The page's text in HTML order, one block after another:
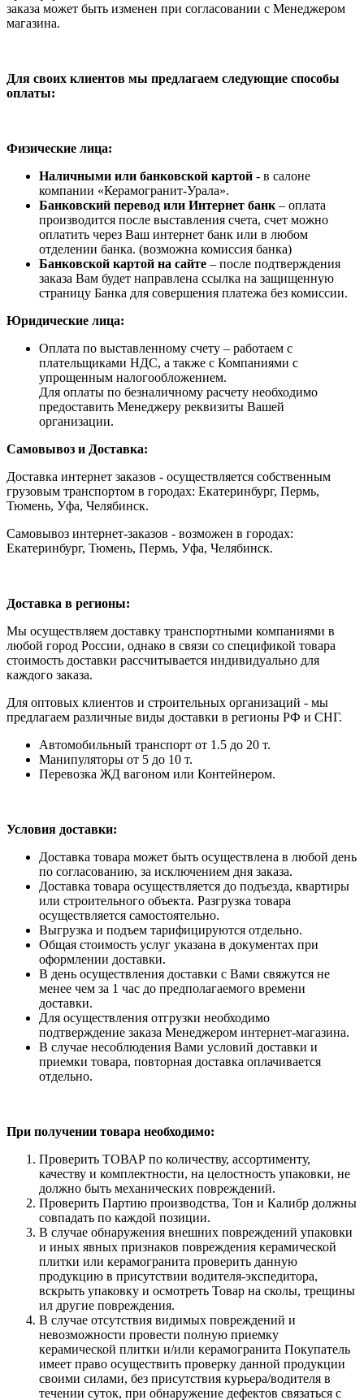
заказа может быть изменен при согласовании с Менеджером
магазина.
Для своих клиентов мы предлагаем следующие способы
оплаты:
Физические лица:
Наличными или банковской картой - в салоне
компании «Керамогранит-Урала».
Банковский перевод или Интернет банк – оплата
производится после выставления счета, счет можно
оплатить через Ваш интернет банк или в любом
отделении банка. (возможна комиссия банка)
Банковской картой на сайте – после подтверждения
заказа Вам будет направлена ссылка на защищенную
страницу Банка для совершения платежа без комиссии.
Юридические лица:
Оплата по выставленному счету – работаем с
плательщиками НДС, а также с Компаниями с
упрощенным налогообложением.
Для оплаты по безналичному расчету необходимо
предоставить Менеджеру реквизиты Вашей
организации.
Самовывоз и Доставка:
Доставка интернет заказов - осуществляется собственным
грузовым транспортом в городах: Екатеринбург, Пермь,
Тюмень, Уфа, Челябинск.
Самовывоз интернет-заказов - возможен в городах:
Екатеринбург, Тюмень, Пермь, Уфа, Челябинск.
Доставка в регионы:
Мы осуществляем доставку транспортными компаниями в
любой город России, однако в связи со спецификой товара
стоимость доставки рассчитывается индивидуально для
каждого заказа.
Для оптовых клиентов и строительных организаций - мы
предлагаем различные виды доставки в регионы РФ и СНГ.
Автомобильный транспорт от 1.5 до 20 т.
Манипуляторы от 5 до 10 т.
Перевозка ЖД вагоном или Контейнером.
Условия доставки:
Доставка товара может быть осуществлена в любой день
по согласованию, за исключением дня заказа.
Доставка товара осуществляется до подъезда, квартиры
или строительного объекта. Разгрузка товара
осуществляется самостоятельно.
Выгрузка и подъем тарифицируются отдельно.
Общая стоимость услуг указана в документах при
оформлении доставки.
В день осуществления доставки с Вами свяжутся не
менее чем за 1 час до предполагаемого времени
доставки.
Для осуществления отгрузки необходимо
подтверждение заказа Менеджером интернет-магазина.
В случае несоблюдения Вами условий доставки и
приемки товара, повторная доставка оплачивается
отдельно.
При получении товара необходимо:
Проверить ТОВАР по количеству, ассортименту,
качеству и комплектности, на целостность упаковки, не
должно быть механических повреждений.
Проверить Партию производства, Тон и Калибр должны
совпадать по каждой позиции.
В случае обнаружения внешних повреждений упаковки
и иных явных признаков повреждения керамической
плитки или керамогранита проверить данную
продукцию в присутствии водителя-экспедитора,
вскрыть упаковку и осмотреть Товар на сколы, трещины
ил другие повреждения.
В случае отсутствия видимых повреждений и
невозможности провести полную приемку
керамической плитки и/или керамогранита Покупатель
имеет право осуществить проверку данной продукции
своими силами, без присутствия курьера/водителя в
течении суток, при обнаружение дефектов связаться с